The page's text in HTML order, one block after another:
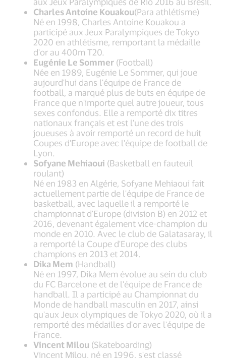
Charles Antoine Kouakou(Para athlétisme)
Né en 1998, Charles Antoine Kouakou a
participé aux Jeux Paralympiques de Tokyo
2020 en athlétisme, remportant la médaille
d'or au 400m T20.
Eugénie Le Sommer (Football)
Née en 1989, Eugénie Le Sommer, qui joue
aujourd'hui dans l'équipe de France de
football, a marqué plus de buts en équipe de
France que n'importe quel autre joueur, tous
sexes confondus. Elle a remporté dix titres
nationaux français et est l'une des trois
joueuses à avoir remporté un record de huit
Coupes d'Europe avec l'équipe de football de
Lyon.
Sofyane Mehiaoui (Basketball en fauteuil
roulant)
Né en 1983 en Algérie, Sofyane Mehiaoui fait
actuellement partie de l'équipe de France de
basketball, avec laquelle il a remporté le
championnat d'Europe (division B) en 2012 et
2016, devenant également vice-champion du
monde en 2010. Avec le club de Galatasaray, il
a remporté la Coupe d'Europe des clubs
champions en 2013 et 2014.
Dika Mem (Handball)
Né en 1997, Dika Mem évolue au sein du club
du FC Barcelone et de l'équipe de France de
handball. Il a participé au Championnat du
Monde de handball masculin en 2017, ainsi
qu'aux Jeux olympiques de Tokyo 2020, où il a
remporté des médailles d'or avec l'équipe de
France.
Vincent Milou (Skateboarding)
Vincent Milou, né en 1996, s'est classé